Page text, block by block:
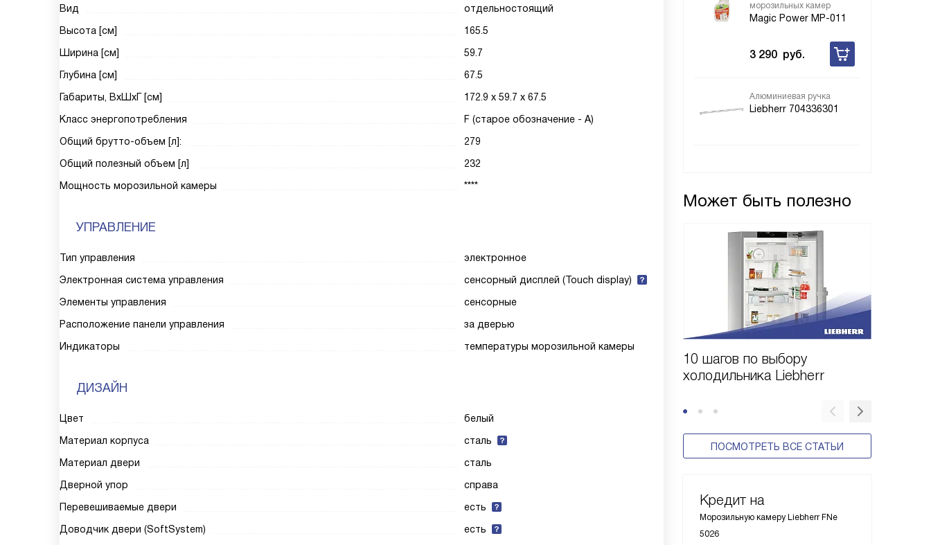
морозильных камер
Magic Power MP-011
3 290 руб.
Алюминиевая ручка
Liebherr 704336301
Может быть полезно
10 шагов по выбору
холодильника Liebherr
ПОСМОТРЕТЬ ВСЕ СТАТЬИ
Кредит на
Морозильную камеру Liebherr FNe
5026
Вид
отдельностоящий
Высота [см]
165.5
Ширина [см]
59.7
Глубина [см]
67.5
Габариты, ВxШxГ [см]
172.9 х 59.7 х 67.5
Класс энергопотребления
F (старое обозначение - A)
Общий брутто-объем [л]:
279
Общий полезный объем [л]
232
Мощность морозильной камеры
****
УПРАВЛЕНИЕ
Тип управления
электронное
Электронная система управления
сенсорный дисплей (Touch display)
Элементы управления
сенсорные
Расположение панели управления
за дверью
Индикаторы
температуры морозильной камеры
ДИЗАЙН
Цвет
белый
Материал корпуса
сталь
Материал двери
сталь
Дверной упор
справа
Перевешиваемые двери
есть
Доводчик двери (SoftSystem)
есть